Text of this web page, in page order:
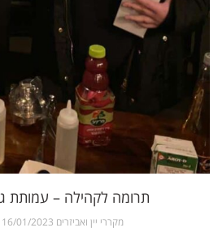
תרומה לקהילה – עמותת
מקררי יין ואביזרים WineBar 16/01/2023